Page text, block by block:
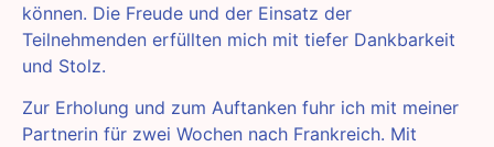
können. Die Freude und der Einsatz der
Teilnehmenden erfüllten mich mit tiefer Dankbarkeit
und Stolz.
Zur Erholung und zum Auftanken fuhr ich mit meiner
Partnerin für zwei Wochen nach Frankreich. Mit